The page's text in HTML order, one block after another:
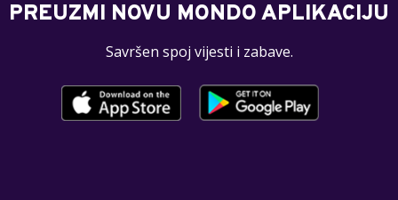
PREUZMI NOVU MONDO APLIKACIJU
Savršen spoj vijesti i zabave.